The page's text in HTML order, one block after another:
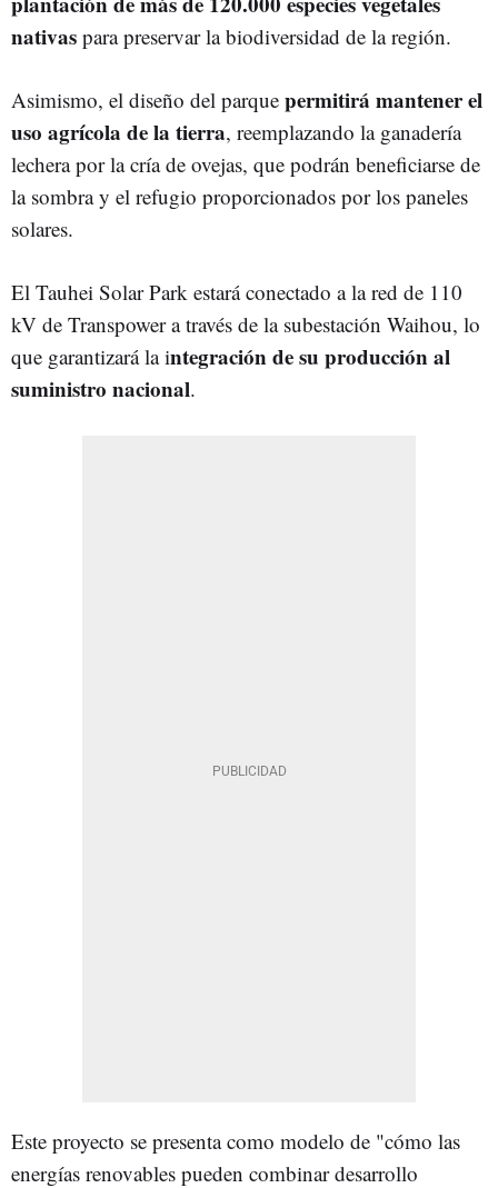
nativas para preservar la biodiversidad de la región.
Asimismo, el diseño del parque permitirá mantener el
uso agrícola de la tierra, reemplazando la ganadería
lechera por la cría de ovejas, que podrán beneficiarse de
la sombra y el refugio proporcionados por los paneles
solares.
El Tauhei Solar Park estará conectado a la red de 110
kV de Transpower a través de la subestación Waihou, lo
que garantizará la integración de su producción al
suministro nacional.
Este proyecto se presenta como modelo de "cómo las
energías renovables pueden combinar desarrollo